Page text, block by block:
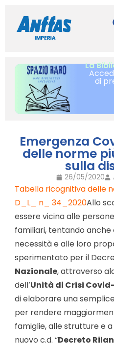
La
di
Emergenza
delle norme
sulla
26/05/2020
Tabella ricognitiva delle
D_L_ n_ 34_2020Allo
essere vicina alle
familiari, tentando anche
necessità e alle loro
sperimentato per il
Nazionale, attraverso
dell’Unità di Crisi
di elaborare una
per rendere
famiglie, alle strutture e
nuovo c.d. “Decreto